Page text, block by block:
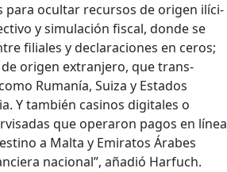
para ocul­tar recur­sos de ori­gen ilíc­i­
y sim­u­lación fis­cal, donde se
fil­iales y declara­ciones en ceros;
ori­gen extran­jero, que trans­
Rumanía, Suiza y Esta­dos
Y tam­bién casi­nos dig­i­tales o
que oper­aron pagos en línea
a Mal­ta y Emi­ratos Árabes
nacional”, añadió Har­fuch.